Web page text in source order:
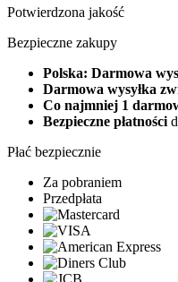
Potwierdzona jakość
Bezpieczne zakupy
Polska: Darmowa
Darmowa wysyłka
Co najmniej 1
Bezpieczne płatności
Płać bezpiecznie
Za pobraniem
Przedpłata